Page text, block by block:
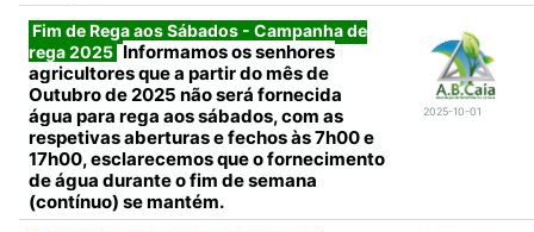
Fim de Rega aos Sábados - Campanha de
rega 2025 Informamos os senhores
agricultores que a partir do mês de
Outubro de 2025 não será fornecida
água para rega aos sábados, com as
respetivas aberturas e fechos às 7h00 e
17h00, esclarecemos que o fornecimento
de água durante o fim de semana
(contínuo) se mantém.
2025-10-01